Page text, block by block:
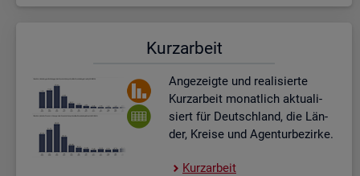
Kurz­ar­beit
An­ge­zeig­te und rea­li­sier­te
Kurz­ar­beit mo­nat­lich ak­tua­li­
siert für Deutsch­land, die Län­
der, Krei­se und Agen­tur­be­zir­ke.
Kurz­ar­beit